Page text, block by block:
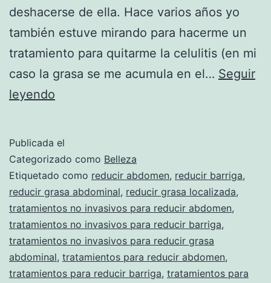
deshacerse de ella. Hace varios años yo
también estuve mirando para hacerme un
tratamiento para quitarme la celulitis (en mi
caso la grasa se me acumula en el… Seguir
leyendo
no
invasivos
para
reducir
abdomen
Publicada el
Categorizado como Belleza
Etiquetado como reducir abdomen, reducir barriga,
reducir grasa abdominal, reducir grasa localizada,
tratamientos no invasivos para reducir abdomen,
tratamientos no invasivos para reducir barriga,
tratamientos no invasivos para reducir grasa
abdominal, tratamientos para reducir abdomen,
tratamientos para reducir barriga, tratamientos para